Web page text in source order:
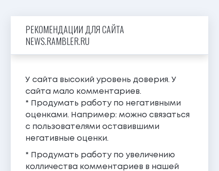
РЕКОМЕНДАЦИИ ДЛЯ САЙТА
NEWS.RAMBLER.RU
У сайта высокий уровень доверия. У
сайта мало комментариев.
* Продумать работу по негативными
оценками. Например: можно связаться
с пользователями оставившими
негативные оценки.
* Продумать работу по увеличению
колличества комментариев в нашей